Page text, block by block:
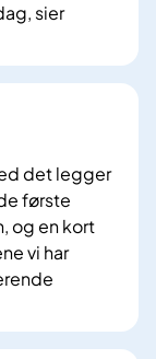
sier
det legger
første
og en kort
vi har